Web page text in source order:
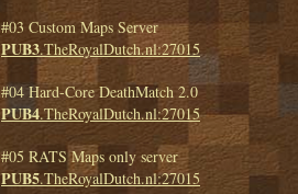
#03 Custom Maps Server
PUB3.TheRoyalDutch.nl:27015
#04 Hard-Core DeathMatch 2.0
PUB4.TheRoyalDutch.nl:27015
#05 RATS Maps only server
PUB5.TheRoyalDutch.nl:27015